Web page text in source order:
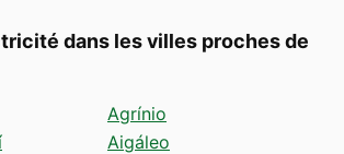
dans les villes proches de
Agrínio
Aigáleo